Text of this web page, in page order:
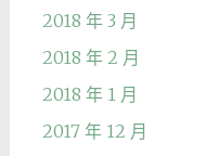
2018 年 3 月
2018 年 2 月
2018 年 1 月
2017 年 12 月